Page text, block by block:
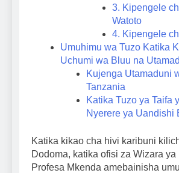
3. Kipengele
Watoto
4. Kipengele
Umuhimu wa Tuzo Katika
Uchumi wa Bluu na
Kujenga Utamaduni
Tanzania
Katika Tuzo ya Taifa
Nyerere ya Uandishi
Katika kikao cha hivi karibuni
Dodoma, katika ofisi za Wizara ya
Profesa Mkenda amebainisha